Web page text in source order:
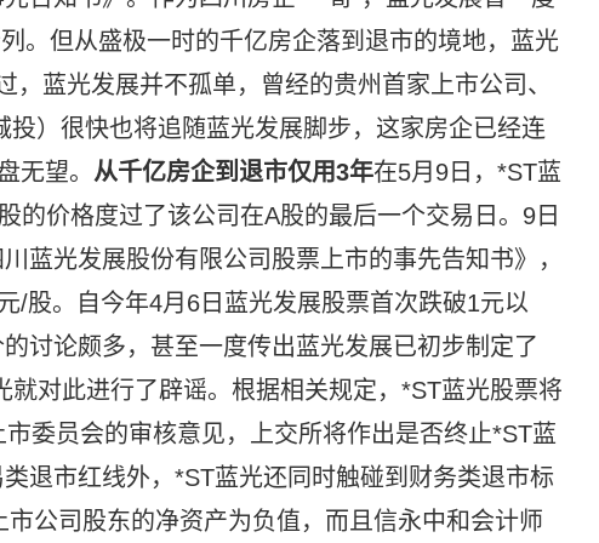
。但从盛极一时的千亿房企落到退市的境地，蓝光
蓝光发展并不孤单，曾经的贵州首家上市公司、
）很快也将追随蓝光发展脚步，这家房企已经连
无望。 从千亿房企到退市仅用3年在5月9日，*ST蓝
的价格度过了该公司在A股的最后一个交易日。9日
蓝光发展股份有限公司股票上市的事先告知书》，
/股。自今年4月6日蓝光发展股票首次跌破1元以
讨论颇多，甚至一度传出蓝光发展已初步制定了
就对此进行了辟谣。根据相关规定，*ST蓝光股票将
委员会的审核意见，上交所将作出是否终止*ST蓝
退市红线外，*ST蓝光还同时触碰到财务类退市标
公司股东的净资产为负值，而且信永中和会计师